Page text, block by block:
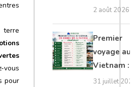
terre
vous
pour
: transports
et conseils
2 août 2026
Premier
voyage au
Vietnam :
20 erreurs à
31 juillet 2026